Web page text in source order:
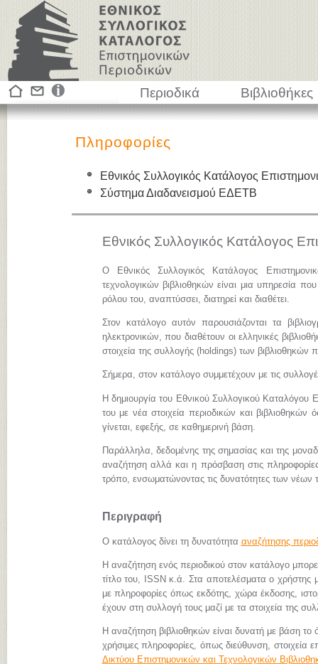
Περιοδικά Βιβλιοθήκες
Πληροφορίες
Εθνικός Συλλογικός Κατάλογος
Σύστημα Διαδανεισμού ΕΔΕΤΒ
Εθνικός Συλλογικός Κατάλογος
Ο Εθνικός Συλλογικός Κατάλογος
τεχνολογικών βιβλιοθηκών είναι μια υπηρεσία
ρόλου του, αναπτύσσει, διατηρεί και διαθέτει.
Στον κατάλογο αυτόν παρουσιάζονται τα
ηλεκτρονικών, που διαθέτουν οι ελληνικές
στοιχεία της συλλογής (holdings) των βιβλιοθηκών
Σήμερα, στον κατάλογο συμμετέχουν με τις
Η δημιουργία του Εθνικού Συλλογικού Καταλόγου
του με νέα στοιχεία περιοδικών και
γίνεται, εφεξής, σε καθημερινή βάση.
Παράλληλα, δεδομένης της σημασίας και της
αναζήτηση αλλά και η πρόσβαση στις
τρόπο, ενσωματώνοντας τις δυνατότητες των νέων
Περιγραφή
Ο κατάλογος δίνει τη δυνατότητα αναζήτησης
Η αναζήτηση ενός περιοδικού στον κατάλογο
τίτλο του, ISSN κ.ά. Στα αποτελέσματα ο χρήστης
με πληροφορίες όπως εκδότης, χώρα έκδοσης,
έχουν στη συλλογή τους μαζί με τα στοιχεία της
Η αναζήτηση βιβλιοθηκών είναι δυνατή με βάση το
χρήσιμες πληροφορίες, όπως διεύθυνση, στοιχεία
Δικτύου Επιστημονικών και Τεχνολογικών